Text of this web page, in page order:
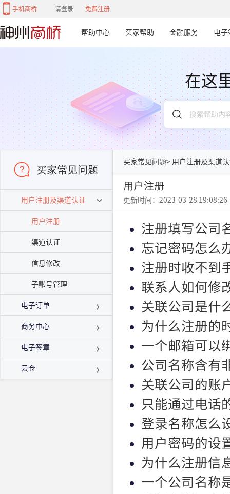
手机商桥 请登录 免费注册
帮助中心 买家帮助 金融服务 电子
在这
买家常见问题
用户注册及渠道认证
用户注册
渠道认证
信息修改
子账号管理
电子订单
商务中心
电子签章
云仓
买家常见问题> 用户注册及渠道
用户注册
更新时间：2023-03-28 19:08:26
注册填写公司
忘记密码怎么
注册时收不到
联系人如何修
关联公司是什
为什么注册的
一个邮箱可以
公司名称含有
关联公司的账
只能通过电话
登录名称怎么
用户密码的设
为什么注册信
一个公司名称